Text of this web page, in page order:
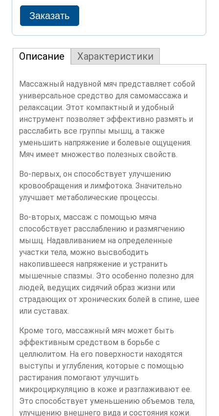
Описание Характеристики
Массажный надувной мяч представляет собой
универсальное средство для самомассажа и
релаксации. Этот компактный и удобный
инструмент позволяет эффективно размять и
расслабить все группы мышц, а также
уменьшить напряжение и болевые ощущения.
Мяч имеет множество полезных свойств.
Во-первых, он способствует улучшению
кровообращения и лимфотока. Значительно
улучшает метаболические процессы.
Во-вторых, массаж с помощью мяча
способствует расслаблению и размягчению
мышц. Надавливанием на определенные
участки тела, можно высвободить
накопившееся напряжение и устранить
мышечные спазмы. Это особенно полезно для
людей, ведущих сидячий образ жизни или
страдающих от хронических болей в спине, шее
или суставах.
Кроме того, массажный мяч может быть
эффективным средством в борьбе с
целлюлитом. На его поверхности находятся
выступы и углубления, которые с помощью
растирания помогают улучшить
микроциркуляцию в коже и разглаживают ее.
Это способствует уменьшению объемов тела,
улучшению внешнего вида и состояния кожи.